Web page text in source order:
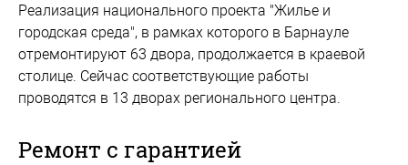
Реализация национального проекта "Жилье и
городская среда", в рамках которого в Барнауле
отремонтируют 63 двора, продолжается в краевой
столице. Сейчас соответствующие работы
проводятся в 13 дворах регионального центра.
Ремонт с гарантией